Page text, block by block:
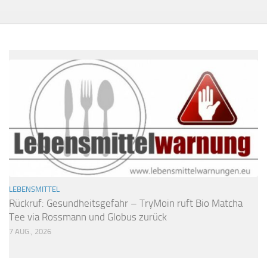
LEBENSMITTEL
Rückruf: Gesundheitsgefahr – TryMoin ruft Bio Matcha
Tee via Rossmann und Globus zurück
7 AUG., 2026